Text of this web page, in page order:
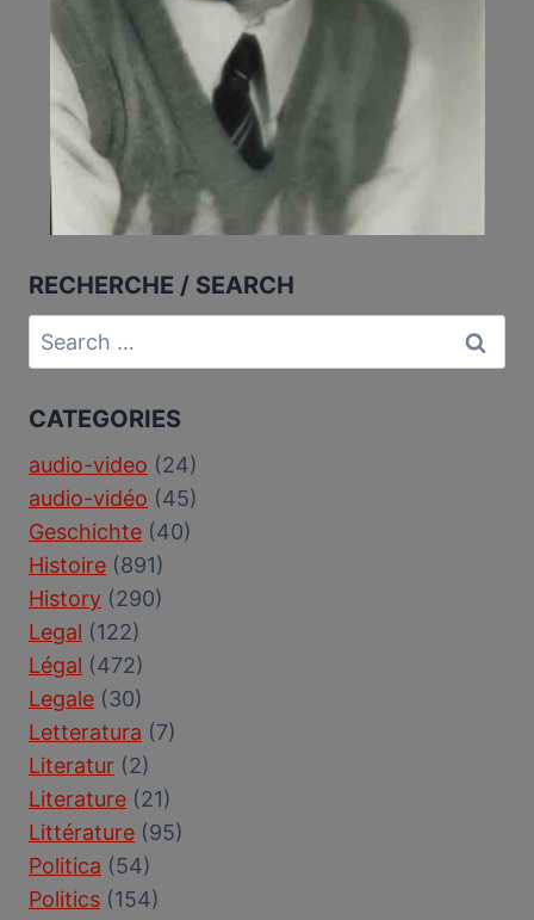
RECHERCHE / SEARCH
Search
for:
CATEGORIES
audio-video (24)
audio-vidéo (45)
Geschichte (40)
Histoire (891)
History (290)
Legal (122)
Légal (472)
Legale (30)
Letteratura (7)
Literatur (2)
Literature (21)
Littérature (95)
Politica (54)
Politics (154)